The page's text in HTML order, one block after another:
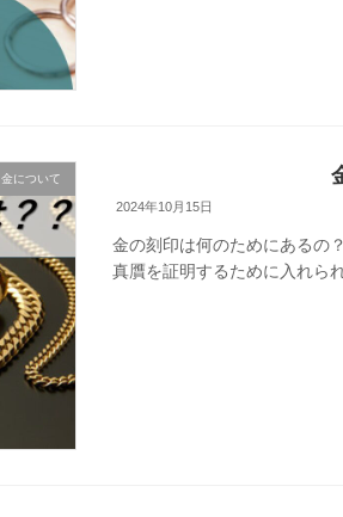
金について
2024年10月15日
金の刻印は何のためにあるの
真贋を証明するために入れら